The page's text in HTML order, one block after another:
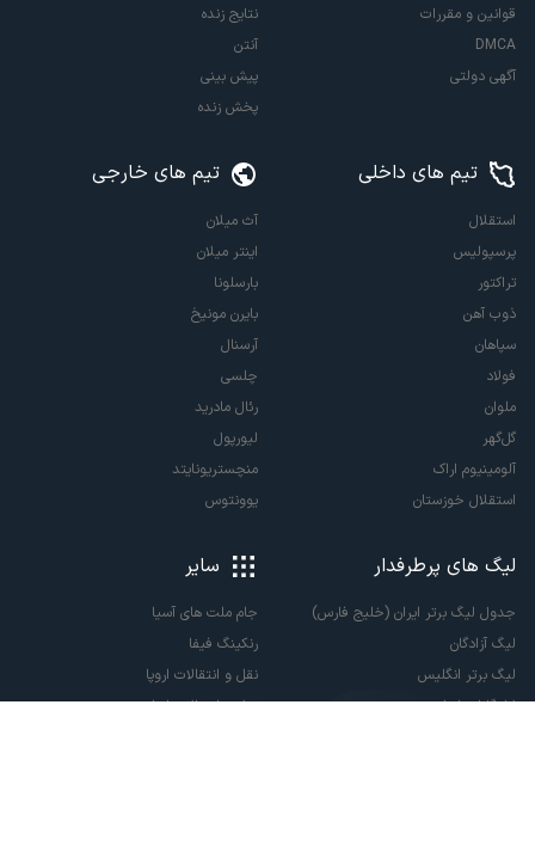
قوانین و مقررات
DMCA
آگهی دولتی
نتایج زنده
آنتن
پیش بینی
پخش زنده
تیم های داخلی
استقلال
پرسپولیس
تراکتور
ذوب آهن
سپاهان
فولاد
ملوان
گل‌گهر
آلومینیوم اراک
استقلال خوزستان
تیم های خارجی
آث میلان
اینتر میلان
بارسلونا
بایرن مونیخ
آرسنال
چلسی
رئال مادرید
لیورپول
منچستریونایتد
یوونتوس
لیگ های پرطرفدار
جدول لیگ برتر ایران (خلیج فارس)
لیگ آزادگان
لیگ برتر انگلیس
لالیگا اسپانیا
سایر
جام ملت های آسیا
رنکینگ فیفا
نقل و انتقالات اروپا
نقل و انتقالات ایران